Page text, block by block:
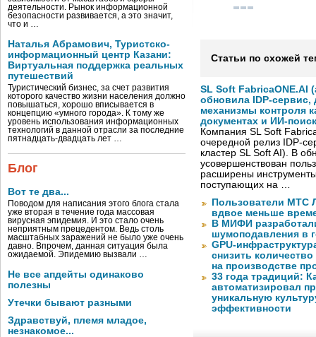
деятельности. Рынок информационной
безопасности развивается, а это значит,
что и …
Наталья Абрамович, Туристско-
информационный центр Казани:
Виртуальная поддержка реальных
путешествий
Туристический бизнес, за счет развития
которого качество жизни населения должно
повышаться, хорошо вписывается в
концепцию «умного города». К тому же
уровень использования информационных
технологий в данной отрасли за последние
пятнадцать-двадцать лет …
Блог
Вот те два...
Поводом для написания этого блога стала
уже вторая в течение года массовая
вирусная эпидемия. И это стало очень
неприятным прецедентом. Ведь столь
масштабных заражений не было уже очень
давно. Впрочем, данная ситуация была
ожидаемой. Эпидемию вызвали …
Не все апдейты одинаково
полезны
Утечки бывают разными
Здравствуй, племя младое,
незнакомое...
Статьи по схожей
SL Soft FabricaONE.AI
обновила IDP-
механизмы контроля
документах и ИИ-поиск
Компания SL Soft
очередной релиз IDP-
кластер SL Soft AI). В
усовершенствован
расширены
поступающих на …
Пользователи МТС
вдвое меньше
В МИФИ
шумоподавления в
GPU-
снизить
на производстве
33 года традиций:
автоматизировал
уникальную
эффективности